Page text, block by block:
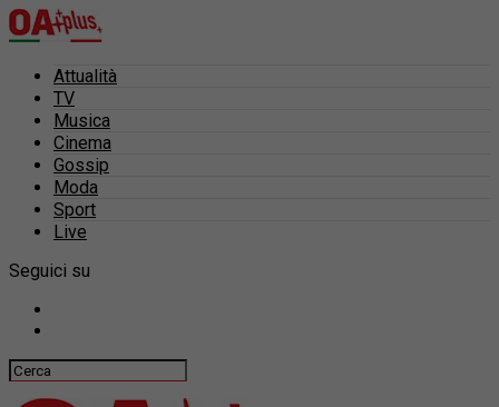
Attualità
TV
Musica
Cinema
Gossip
Moda
Sport
Live
Seguici su